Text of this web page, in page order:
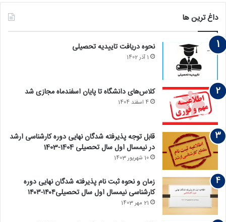
داغ ترین ها
نحوه دریافت تاییدیه تحصیلی
1 آذر 1402
کلاس‌های دانشگاه تا پایان اسفندماه مجازی شد
4 اسفند 1404
قابل توجه پذیرفته‏ شدگان نهایی دوره کارشناسی ارشد
در نیمسال اول سال تحصیلی 1404-1403
10 شهریور 1403
زمان و نحوه ثبت نام پذیرفته ‏شدگان نهایی دوره
کارشناسی نیمسال اول سال تحصیلی۱۴۰۴-۱۴۰۳
21 مهر 1403